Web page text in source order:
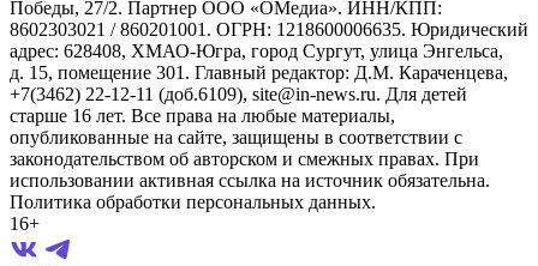
Победы, 27/2. Партнер ООО «ОМедиа». ИНН/КПП:
8602303021 / 860201001. ОГРН: 1218600006635. Юридический
адрес: 628408, ХМАО-Югра, город Сургут, улица Энгельса,
д. 15, помещение 301. Главный редактор: Д.М. Караченцева,
+7(3462) 22-12-11 (доб.6109), site@in-news.ru. Для детей
старше 16 лет. Все права на любые материалы,
опубликованные на сайте, защищены в соответствии с
законодательством об авторском и смежных правах. При
использовании активная ссылка на источник обязательна.
Политика обработки персональных данных.
16+